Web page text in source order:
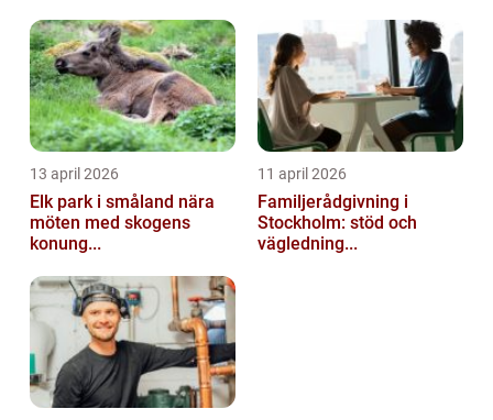
13 april 2026
Elk park i småland nära
möten med skogens
konung...
11 april 2026
Familjerådgivning i
Stockholm: stöd och
vägledning...